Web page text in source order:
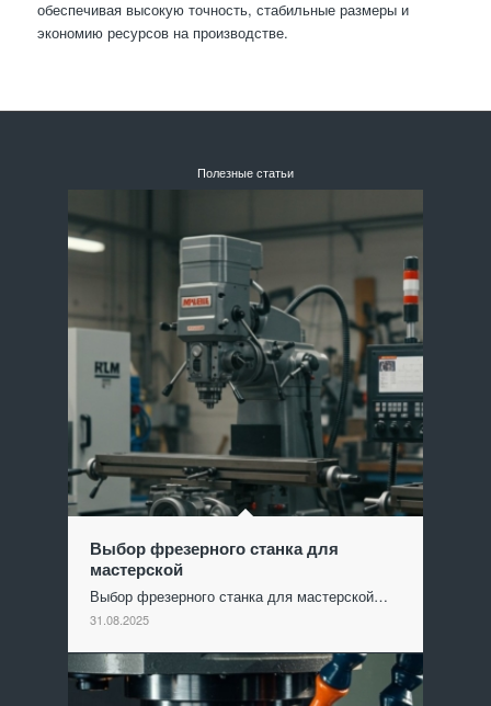
обеспечивая высокую точность, стабильные размеры и
экономию ресурсов на производстве.
Полезные статьи
Выбор фрезерного станка для
мастерской
Выбор фрезерного станка для мастерской…
31.08.2025